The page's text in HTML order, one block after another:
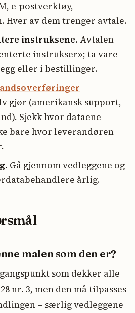
e-postverktøy,
Hver av dem trenger avtale.
instruksene. Avtalen
instrukser»; ta vare
eller i bestillinger.
gjør (amerikansk support,
Sjekk hvor dataene
bare hvor leverandøren
Gå gjennom vedleggene og
årlig.
malen som den er?
som dekker alle
nr. 3, men den må tilpasses
– særlig vedleggene